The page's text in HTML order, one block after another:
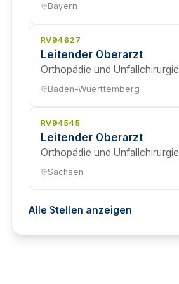
Bayern
RV94627
Leitender Oberarzt
Orthopädie und Unfallchirurgie
Baden-Wuerttemberg
RV94545
Leitender Oberarzt
Orthopädie und Unfallchirurgie
Sachsen
Alle Stellen anzeigen